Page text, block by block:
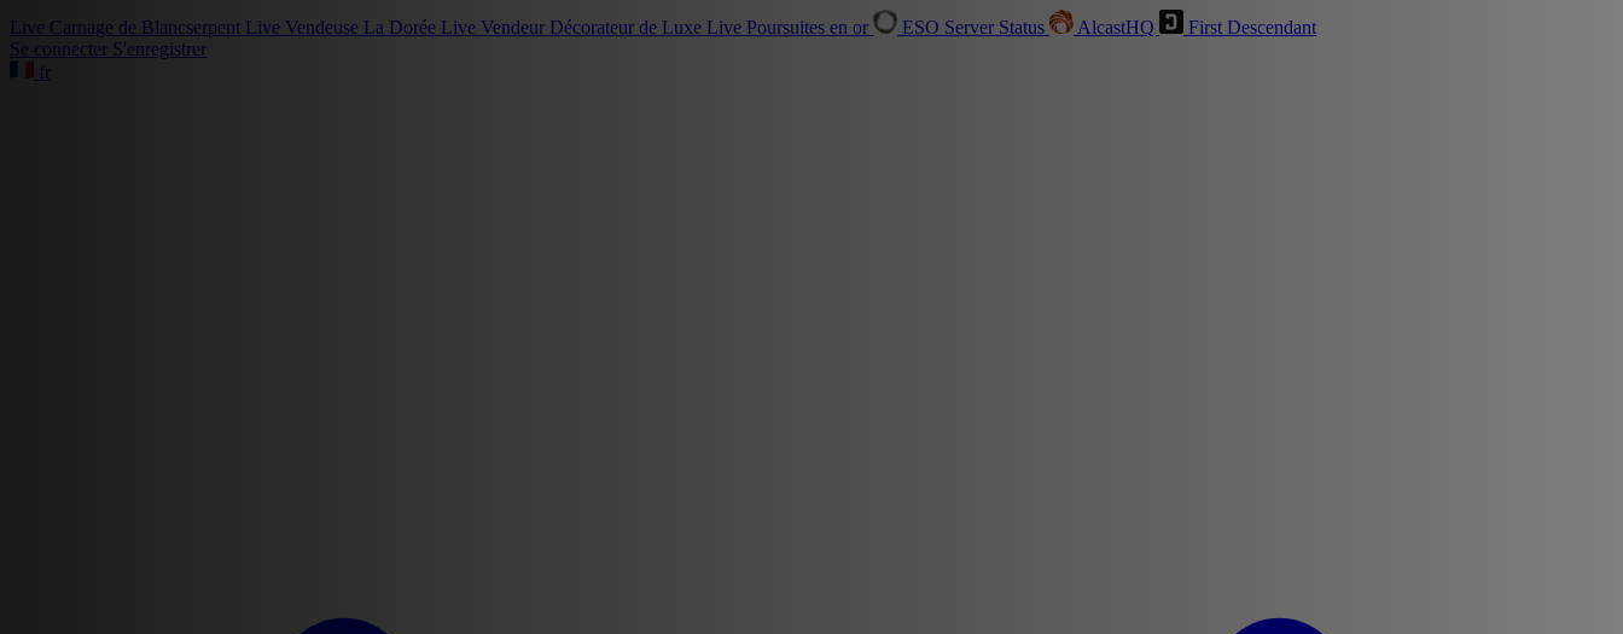
Live Carnage de Blancserpent Live Vendeuse La Dorée Live Vendeur Décorateur de Luxe Live Poursuites en or ESO Server Status AlcastHQ
First Descendant
Se connecter S'enregistrer
fr